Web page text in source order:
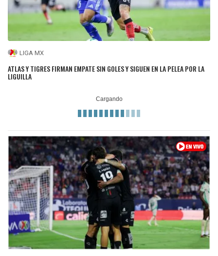
LIGA MX
ATLAS Y TIGRES FIRMAN EMPATE SIN GOLES Y SIGUEN EN LA PELEA POR LA
LIGUILLA